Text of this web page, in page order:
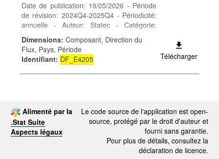
Date de publication: 19/05/2026 - Période
de révision: 2024Q4-2025Q4 - Périodicité:
annuelle - Auteur: Statec - Catégorie:
Economie et finances - Relations
économiques extérieures - Mots-clés:
relations économ. extérieures, Services
pays contreparties
Dimensions: Composant, Direction du
Flux, Pays, Période
Identifiant: DF_E4205 Télécharger
Alimenté par la
.Stat Suite
Aspects légaux
Le code source de l'application est open-
source, protégé par le droit d'auteur et
fourni sans garantie.
Pour plus de détails, consultez la
déclaration de licence.